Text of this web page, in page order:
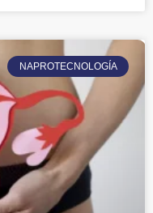
NAPROTECNOLOGÍA